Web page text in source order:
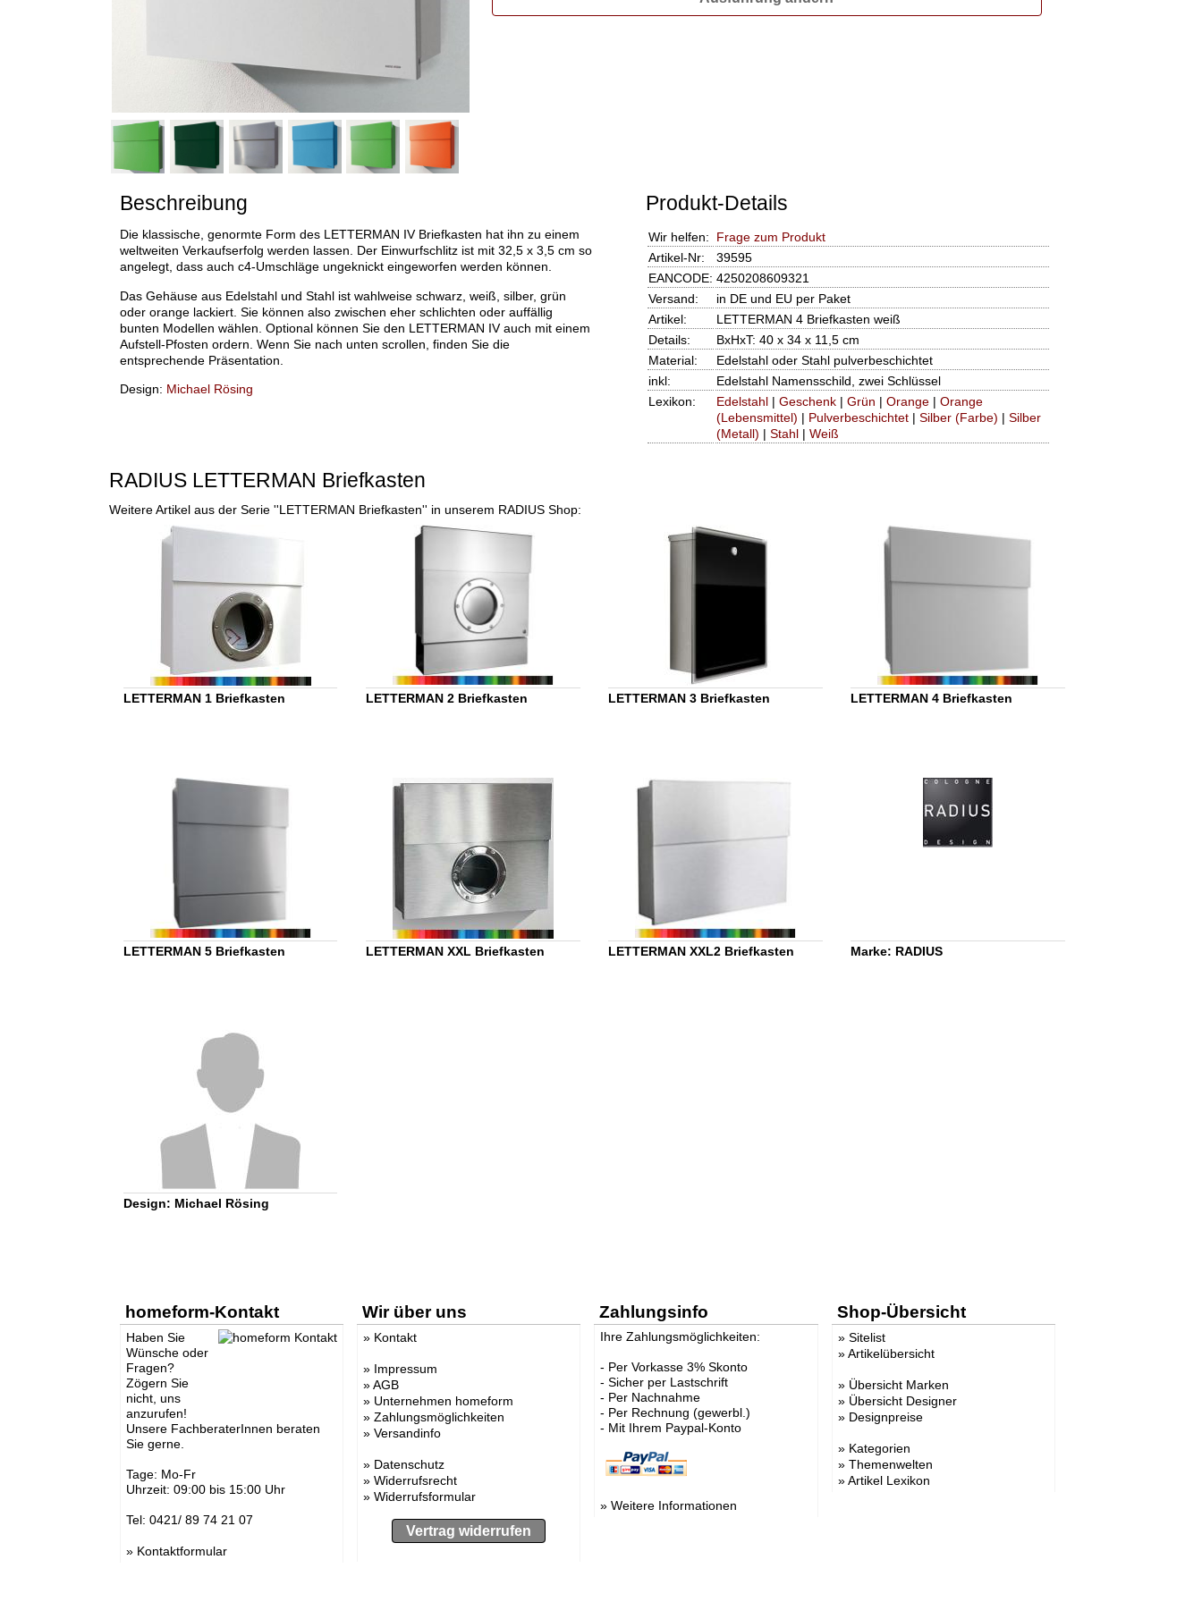
Beschreibung
Die klassische, genormte Form des LETTERMAN IV Briefkasten hat ihn zu einem
weltweiten Verkaufserfolg werden lassen. Der Einwurfschlitz ist mit 32,5 x 3,5 cm so
angelegt, dass auch c4-Umschläge ungeknickt eingeworfen werden können.
Das Gehäuse aus Edelstahl und Stahl ist wahlweise schwarz, weiß, silber, grün
oder orange lackiert. Sie können also zwischen eher schlichten oder auffällig
bunten Modellen wählen. Optional können Sie den LETTERMAN IV auch mit einem
Aufstell-Pfosten ordern. Wenn Sie nach unten scrollen, finden Sie die
entsprechende Präsentation.
Design: Michael Rösing
Produkt-Details
Wir helfen:
Frage zum Produkt
Artikel-Nr:
39595
EANCODE: 4250208609321
Versand:
in DE und EU per Paket
Artikel:
LETTERMAN 4 Briefkasten weiß
Details:
BxHxT: 40 x 34 x 11,5 cm
Material:
Edelstahl oder Stahl pulverbeschichtet
inkl:
Edelstahl Namensschild, zwei Schlüssel
Lexikon:
Edelstahl| Geschenk| Grün | Orange| Orange
(Lebensmittel) | Pulverbeschichtet| Silber (Farbe) | Silber
(Metall) | Stahl| Weiß
RADIUS LETTERMAN Briefkasten
Weitere Artikel aus der Serie ''LETTERMAN Briefkasten'' in unserem RADIUS Shop:
LETTERMAN 1 Briefkasten LETTERMAN 2 Briefkasten LETTERMAN 3 Briefkasten LETTERMAN 4 Briefkasten
LETTERMAN 5 Briefkasten LETTERMAN XXL Briefkasten LETTERMAN XXL2 Briefkasten Marke: RADIUS
Design: Michael Rösing
homeform-Kontakt
Haben Sie
Wünsche oder
Fragen?
Zögern Sie
nicht, uns
anzurufen!
Unsere FachberaterInnen beraten
Sie gerne.
Tage: Mo-Fr
Uhrzeit: 09:00 bis 15:00 Uhr
Tel: 0421/ 89 74 21 07
» Kontaktformular
Wir über uns
» Kontakt
» Impressum
»AGB
» Unternehmen homeform
» Zahlungsmöglichkeiten
» Versandinfo
» Datenschutz
» Widerrufsrecht
» Widerrufsformular
Vertrag widerrufen
Zahlungsinfo
Ihre Zahlungsmöglichkeiten:
- Per Vorkasse 3% Skonto
- Sicher per Lastschrift
- Per Nachnahme
- Per Rechnung (gewerbl.)
- Mit Ihrem Paypal-Konto
»Weitere Informationen
Shop-Übersicht
» Sitelist
»Artikelübersicht
» Übersicht Marken
» Übersicht Designer
» Designpreise
» Kategorien
» Themenwelten
»Artikel Lexikon